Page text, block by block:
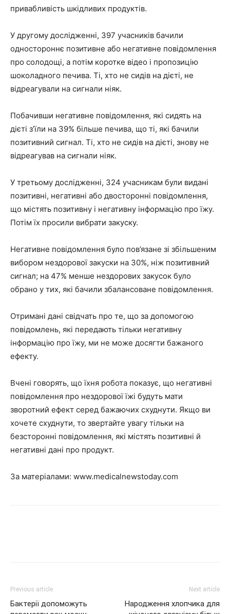
привабливість шкідливих продуктів.
У другому дослідженні, 397 учасників бачили
одностороннє позитивне або негативне повідомлення
про солодощі, а потім коротке відео і пропозицію
шоколадного печива. Ті, хто не сидів на дієті, не
відреагували на сигнали ніяк.
Побачивши негативне повідомлення, які сидять на
дієті з’їли на 39% більше печива, що ті, які бачили
позитивний сигнал. Ті, хто не сидів на дієті, знову не
відреагував на сигнали ніяк.
У третьому дослідженні, 324 учасникам були видані
позитивні, негативні або двосторонні повідомлення,
що містять позитивну і негативну інформацію про їжу.
Потім їх просили вибрати закуску.
Негативне повідомлення було пов’язане зі збільшеним
вибором нездорової закуски на 30%, ніж позитивний
сигнал; на 47% менше нездорових закусок було
обрано у тих, які бачили збалансоване повідомлення.
Отримані дані свідчать про те, що за допомогою
повідомлень, які передають тільки негативну
інформацію про їжу, ми не може досягти бажаного
ефекту.
Вчені говорять, що їхня робота показує, що негативні
повідомлення про нездорової їжі будуть мати
зворотний ефект серед бажаючих схуднути. Якщо ви
хочете схуднути, то звертайте увагу тільки на
безсторонні повідомлення, які містять позитивні й
негативні дані про продукт.
За матеріалами: www.medicalnewstoday.com
Previous article
Бактерії допоможуть
Next article
Народження хлопчика для